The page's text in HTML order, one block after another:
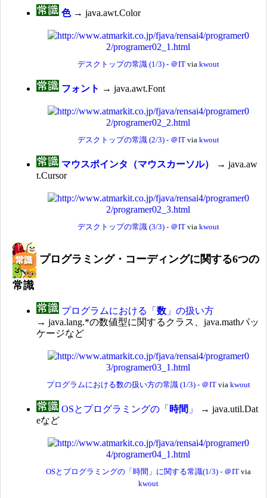
色→ java.awt.Color
デスクトップの常識 (1/3) - ＠IT via kwout
フォント → java.awt.Font
デスクトップの常識 (2/3) - ＠IT via kwout
マウスポインタ（マウスカーソル）
→ java.aw
t.Cursor
デスクトップの常識 (3/3) - ＠IT via kwout
プログラミング・コーディングに関する6つの
常識
プログラムにおける「 数 」の扱い方
→ java.lang.*の数値型に関するクラス、java.mathパッ
ケージなど
プログラムにおける数の扱い方の常識 (1/3) - ＠IT via kwout
OSとプログラミングの「 時間 」
→ java.util.Dat
eなど
OSとプログラミングの「時間」に関する常識(1/3) - ＠IT via
kwout